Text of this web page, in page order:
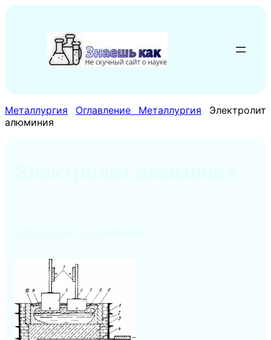
содержимому
Металлургия Оглавление Металлургия
Электролит
алюминия